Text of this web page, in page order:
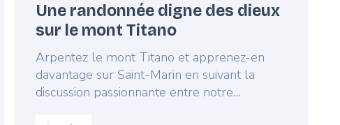
Une randonnée digne des dieux
sur le mont Titano
Lead
Arpentez le mont Titano et apprenez-en
davantage sur Saint-Marin en suivant la
discussion passionnante entre notre